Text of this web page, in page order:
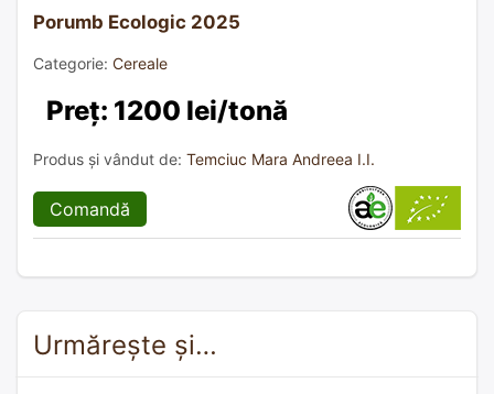
Porumb Ecologic 2025
Categorie: Cereale
Preț: 1200 lei/tonă
Produs și vândut de: Temciuc Mara Andreea I.I.
Comandă
Urmărește și…